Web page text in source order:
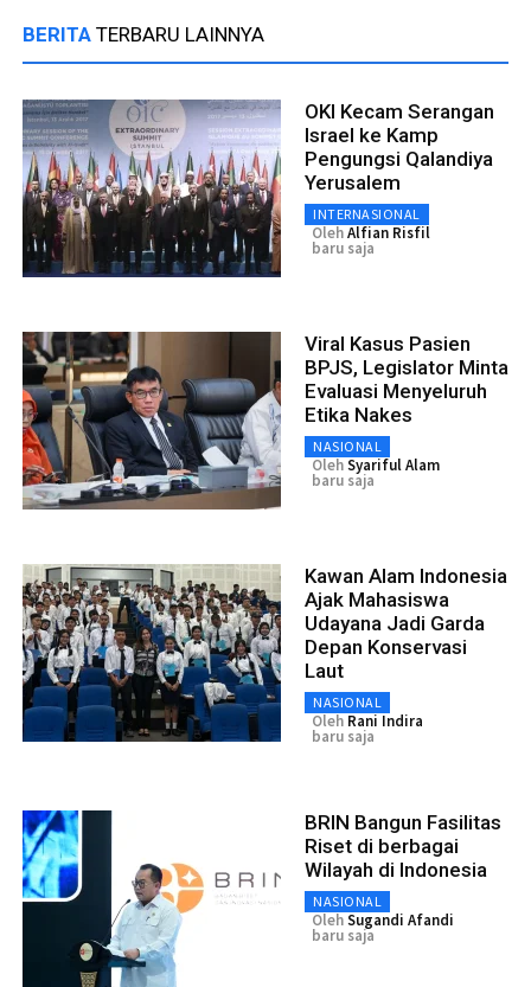
BERITA TERBARU LAINNYA
OKI Kecam Serangan
Israel ke Kamp
Pengungsi Qalandiya
Yerusalem
INTERNASIONAL
OlehAlfian Risfil
baru saja
Viral Kasus Pasien
BPJS, Legislator Minta
Evaluasi Menyeluruh
Etika Nakes
NASIONAL
OlehSyariful Alam
baru saja
Kawan Alam Indonesia
Ajak Mahasiswa
Udayana Jadi Garda
Depan Konservasi
Laut
NASIONAL
Oleh Rani Indira
baru saja
BRIN Bangun Fasilitas
Riset di berbagai
Wilayah di Indonesia
NASIONAL
OlehSugandi Afandi
baru saja